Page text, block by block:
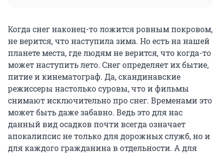
Когда снег наконец-то ложится ровным покровом,
не верится, что наступила зима. Но есть на нашей
планете места, где людям не верится, что когда-то
может наступить лето. Снег определяет их бытие,
питие и кинематограф. Да, скандинавские
режиссеры настолько суровы, что и фильмы
снимают исключительно про снег. Временами это
может быть даже забавно. Ведь это для нас
данный вид осадков почти всегда означает
апокалипсис не только для дорожных служб, но и
для каждого гражданина в отдельности. А для